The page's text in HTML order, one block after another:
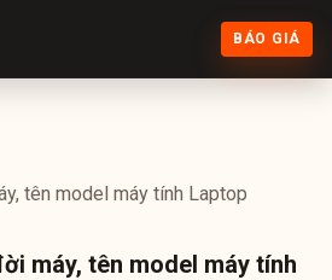
BÁO GIÁ
tên model máy tính Laptop
máy, tên model máy tính